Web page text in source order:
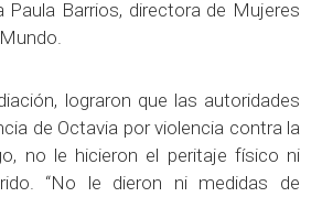
Paula Barrios, directora de Mujeres
lograron que las autoridades
de Octavia por violencia contra la
no le hicieron el peritaje físico ni
“No le dieron ni medidas de